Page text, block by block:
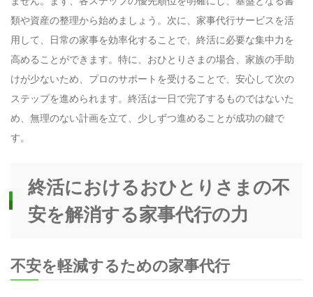
類や資産の整理から始めましょう。次に、家事代行サービスを活
用して、日常の家事を効率化することで、終活に必要な集中力を
高めることができます。特に、おひとりさまの場合、家族の手助
けが少ないため、プロのサポートを受けることで、安心して次の
ステップを進められます。終活は一日で完了するものではないた
め、無理のない計画を立て、少しずつ進めることが成功の鍵で
す。
終活におけるおひとりさまの不
安を解消する家事代行の力
不安を軽減するための家事代行